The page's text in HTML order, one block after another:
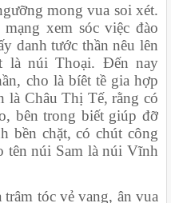
mong vua soi xét.
xem sóc việc đào
danh tước thần nêu lên
là núi Thoại. Đến nay
cho là bíêt tề gia hợp
là Châu Thị Tế, rằng có
bên trong biết giúp đỡ
bền chặt, có chút công
tên núi Sam là núi Vĩnh
tóc vẻ vang, ân vua